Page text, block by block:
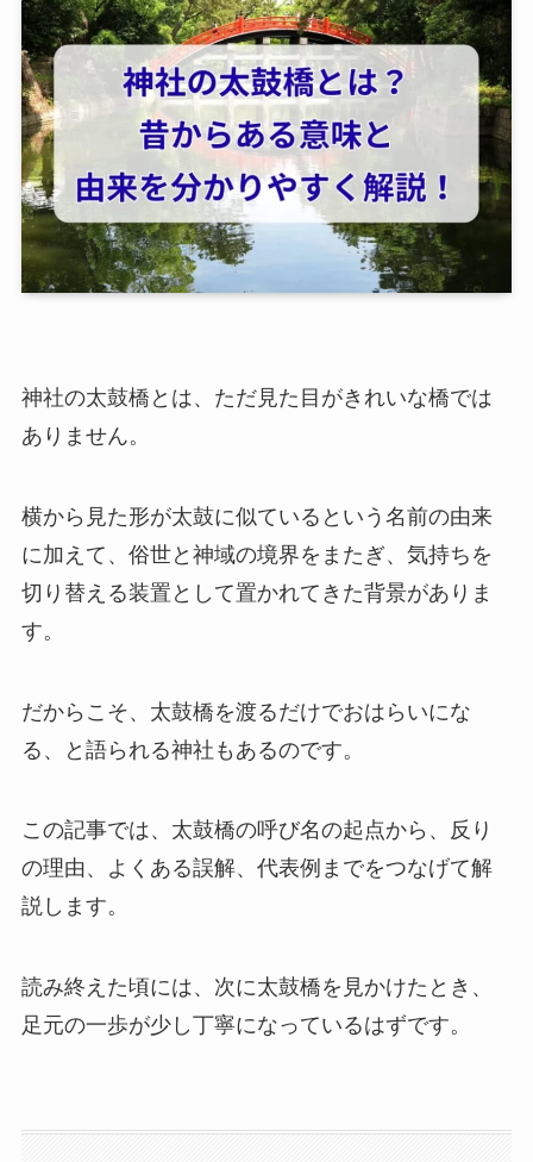
神社の太鼓橋とは、ただ見た目がきれいな橋では
ありません。
横から見た形が太鼓に似ているという名前の由来
に加えて、俗世と神域の境界をまたぎ、気持ちを
切り替える装置として置かれてきた背景がありま
す。
だからこそ、太鼓橋を渡るだけでおはらいにな
る、と語られる神社もあるのです。
この記事では、太鼓橋の呼び名の起点から、反り
の理由、よくある誤解、代表例までをつなげて解
説します。
読み終えた頃には、次に太鼓橋を見かけたとき、
足元の一歩が少し丁寧になっているはずです。